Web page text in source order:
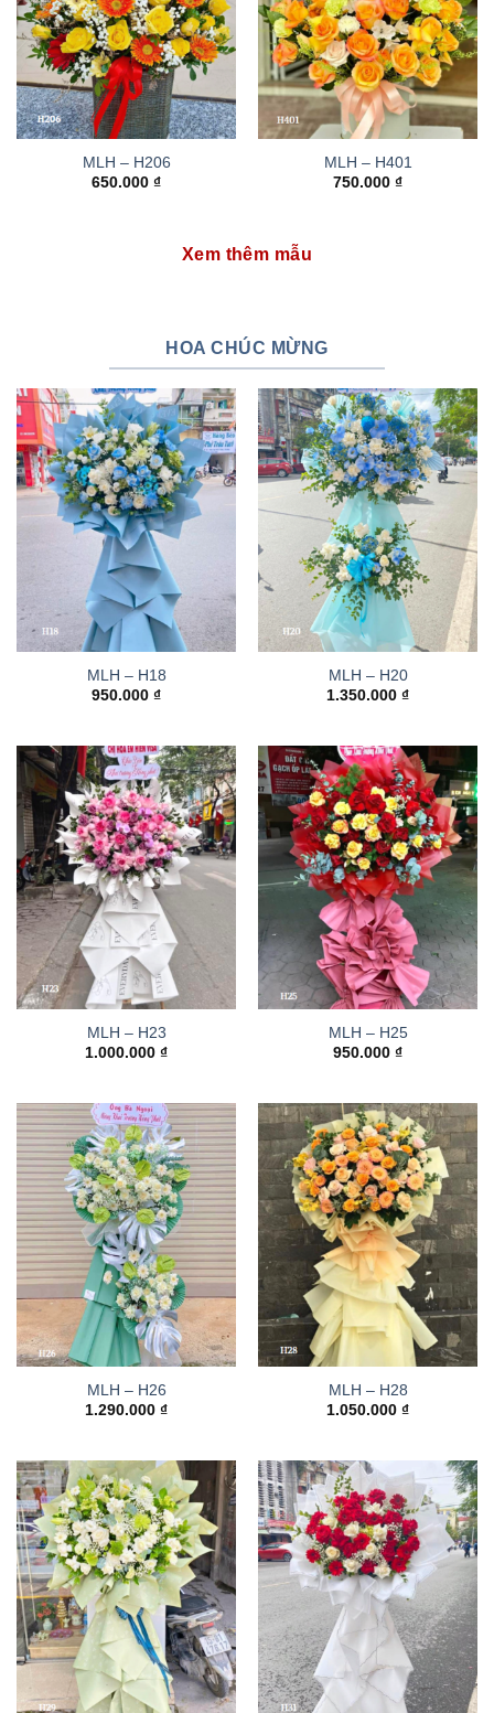
MLH – H206
650.000 ₫
MLH – H401
750.000 ₫
Xem thêm mẫu
HOA CHÚC MỪNG
MLH – H18
950.000 ₫
MLH – H20
1.350.000 ₫
MLH – H23
1.000.000 ₫
MLH – H25
950.000 ₫
MLH – H26
1.290.000 ₫
MLH – H28
1.050.000 ₫